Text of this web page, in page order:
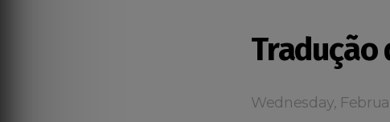
Tradução
Wednesday,